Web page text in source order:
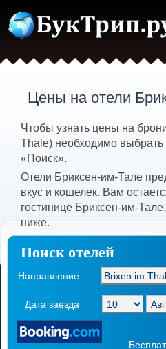
Цены на отели
Чтобы узнать цены на
Thale) необходимо выбрать
«Поиск».
Отели Бриксен-им-Тале
вкус и кошелек. Вам
гостинице Бриксен-им-
ниже.
Поиск отелей
Направление
Дата заезда